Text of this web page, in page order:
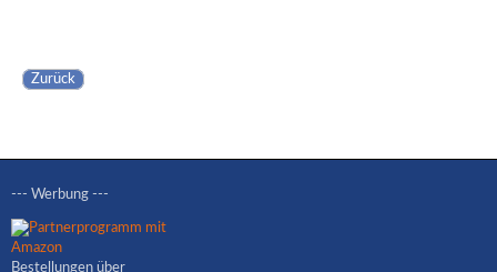
Zurück
--- Werbung ---
Bestellungen über